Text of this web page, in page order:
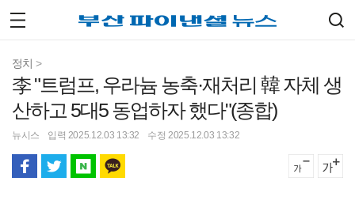
정치 >
李 "트럼프, 우라늄 농축·재처리 韓 자체 생
산하고 5대5 동업하자 했다"(종합)
뉴시스 입력 2025.12.03 13:32 수정 2025.12.03 13:32